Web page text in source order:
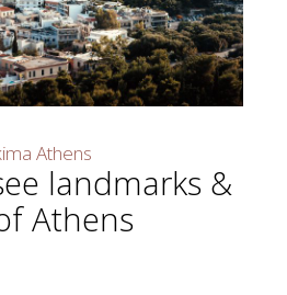
Athens
landmarks &
Athens